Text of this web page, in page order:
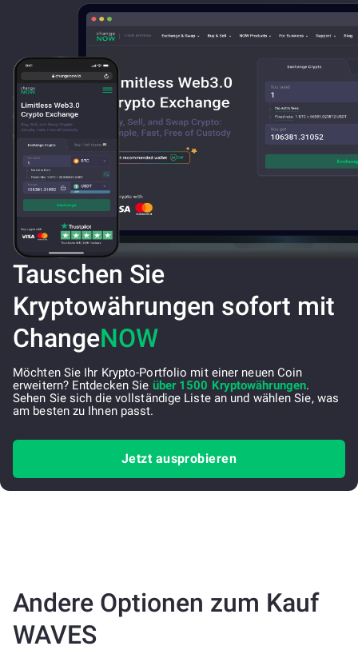
Tauschen Sie
Kryptowährungen sofort mit
ChangeNOW
Möchten Sie Ihr Krypto-Portfolio mit einer neuen Coin
erweitern? Entdecken Sie über 1500 Kryptowährungen.
Sehen Sie sich die vollständige Liste an und wählen Sie, was
am besten zu Ihnen passt.
Jetzt ausprobieren
Andere Optionen zum Kauf
WAVES